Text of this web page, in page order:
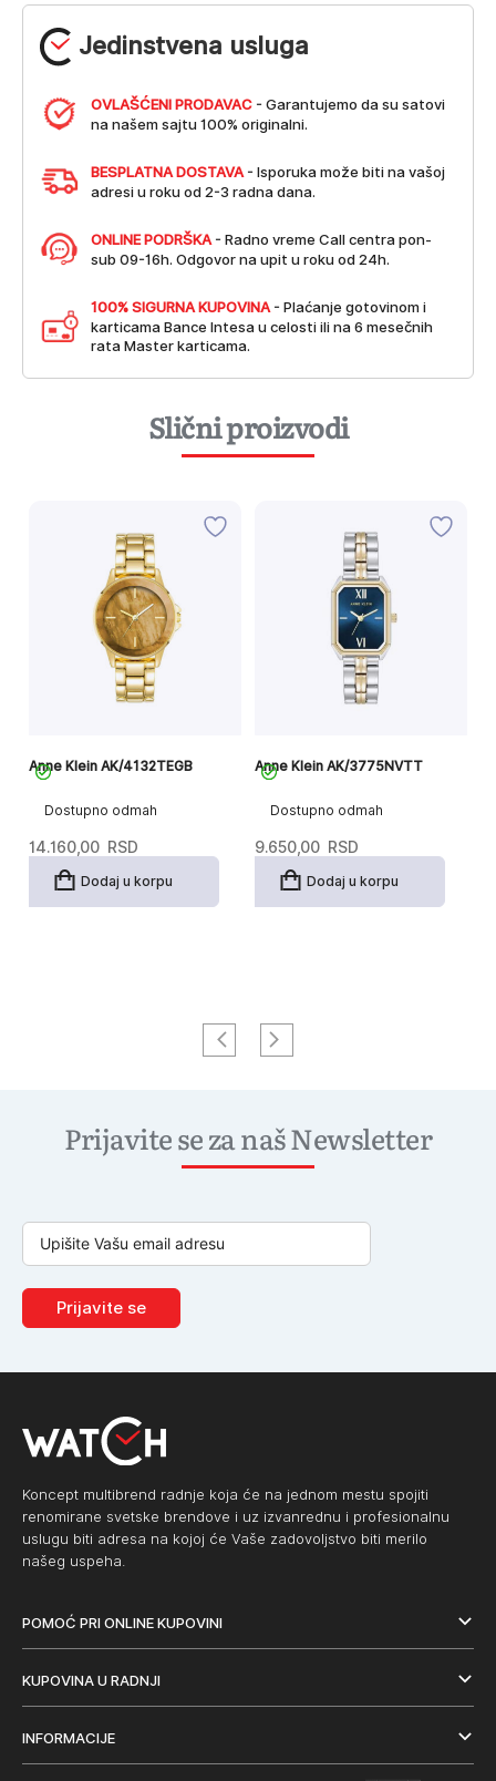
Jedinstvena usluga
OVLAŠĆENI PRODAVAC - Garantujemo da su satovi
na našem sajtu 100% originalni.
BESPLATNA DOSTAVA - Isporuka može biti na vašoj
adresi u roku od 2-3 radna dana.
ONLINE PODRŠKA - Radno vreme Call centra pon-
sub 09-16h. Odgovor na upit u roku od 24h.
100% SIGURNA KUPOVINA - Plaćanje gotovinom i
karticama Bance Intesa u celosti ili na 6 mesečnih
rata Master karticama.
Slični proizvodi
Dostupno odmah
Anne Klein AK/4132TEGB
14.160,00 RSD
Dodaj u korpu
Dostupno odmah
Anne Klein AK/3775NVTT
9.650,00 RSD
Dodaj u korpu
Prijavite se za naš Newsletter
Prijavite se
Koncept multibrend radnje koja će na jednom mestu spojiti
renomirane svetske brendove i uz izvanrednu i profesionalnu
uslugu biti adresa na kojoj će Vaše zadovoljstvo biti merilo
našeg uspeha.
POMOĆ PRI ONLINE KUPOVINI
KUPOVINA U RADNJI
INFORMACIJE